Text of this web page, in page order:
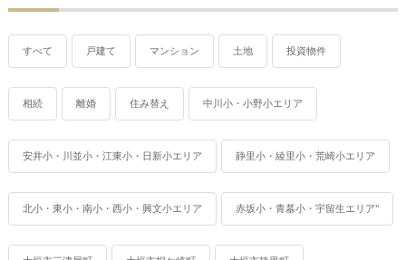
すべて 戸建て マンション 土地 投資物件
相続 離婚 住み替え 中川小・小野小エリア
安井小・川並小・江東小・日新小エリア 静里小・綾里小・荒崎小エリア
北小・東小・南小・西小・興文小エリア 赤坂小・青墓小・宇留生エリア"